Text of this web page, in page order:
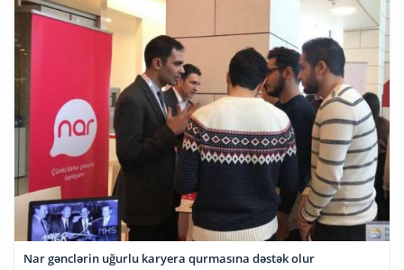
Nar gənclərin uğurlu karyera qurmasına dəstək olur